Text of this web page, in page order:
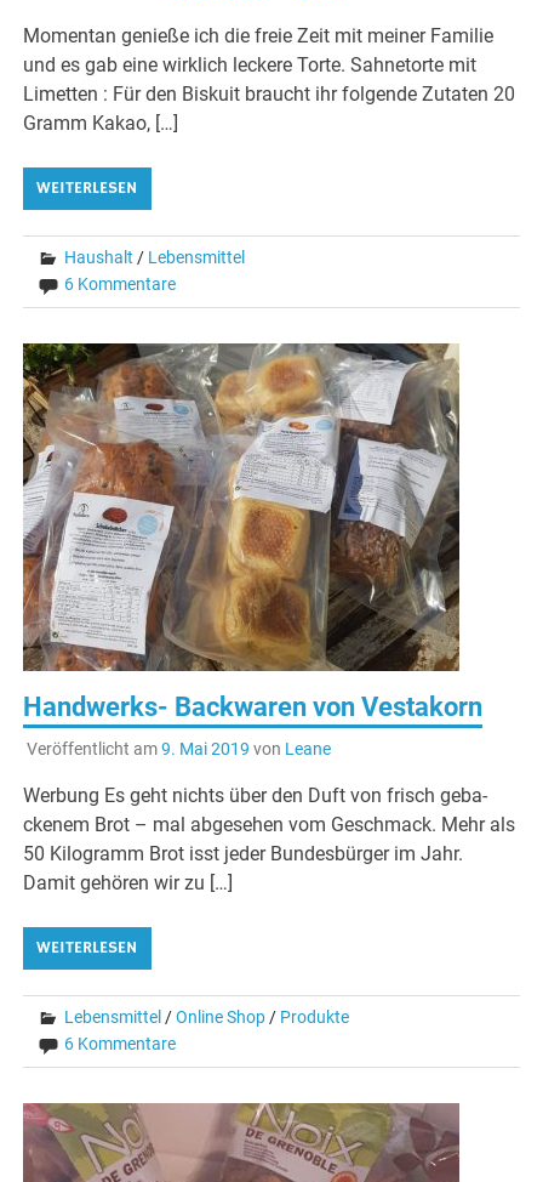
Momentan genieße ich die freie Zeit mit meiner Familie
und es gab eine wirklich leckere Torte. Sahnetorte mit
Limetten : Für den Biskuit braucht ihr folgende Zutaten 20
Gramm Kakao, […]
WEITERLESEN
Haushalt / Lebensmittel
6 Kommentare
Handwerks- Backwaren von Vestakorn
Veröffentlicht am9. Mai 2019 von Leane
Werbung Es geht nichts über den Duft von frisch geba­
ckenem Brot – mal abge­sehen vom Geschmack. Mehr als
50 Kilogramm Brot isst jeder Bundes­bürger im Jahr.
Damit gehören wir zu […]
WEITERLESEN
Lebensmittel /Online Shop/ Produkte
6 Kommentare